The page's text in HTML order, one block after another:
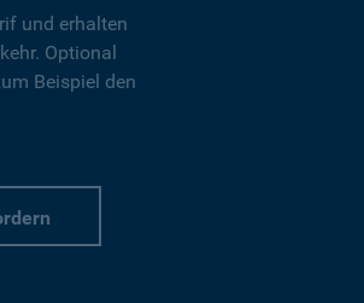
und erhalten
Optional
Beispiel den